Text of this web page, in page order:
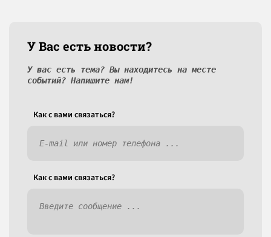
У Вас есть новости?
У вас есть тема? Вы находитесь на месте
событий? Напишите нам!
Как c вами связаться?
Как c вами связаться?